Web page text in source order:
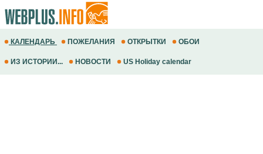
КАЛЕНДАРЬ ПОЖЕЛАНИЯ ОТКРЫТКИ ОБОИ
ИЗ ИСТОРИИ... НОВОСТИ US Holiday calendar